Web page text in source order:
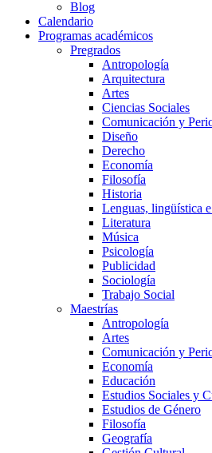
Blog
Calendario
Programas académicos
Pregrados
Antropología
Arquitectura
Artes
Ciencias Sociales
Comunicación y
Diseño
Derecho
Economía
Filosofía
Historia
Lenguas, lingüística
Literatura
Música
Psicología
Publicidad
Sociología
Trabajo Social
Maestrías
Antropología
Artes
Comunicación y
Economía
Educación
Estudios Sociales y
Estudios de Género
Filosofía
Geografía